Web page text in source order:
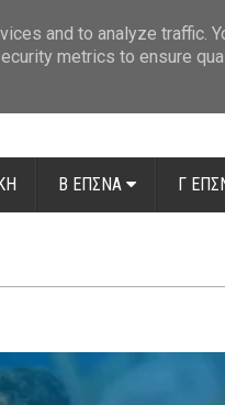
Β ΕΠΣΝΑ Γ
and to analyze traffic.
metrics to ensure